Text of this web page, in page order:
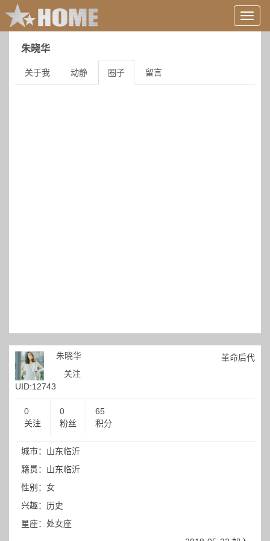
用
户
朱晓华
关于我 动静 圈子 留言
UID:12743
朱晓华
关注
革命后代
0
关注
0
粉丝
65
积分
城市：山东临沂
籍贯：山东临沂
性别：女
兴趣：历史
星座：处女座